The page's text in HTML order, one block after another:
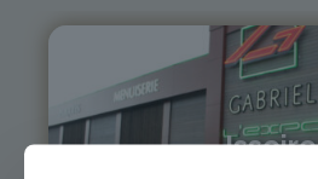
Issoire